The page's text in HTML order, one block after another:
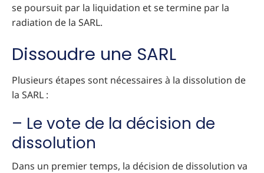
se poursuit par la liquidation et se termine par la
radiation de la SARL.
Dissoudre une SARL
Plusieurs étapes sont nécessaires à la dissolution de
la SARL :
– Le vote de la décision de
dissolution
Dans un premier temps, la décision de dissolution va